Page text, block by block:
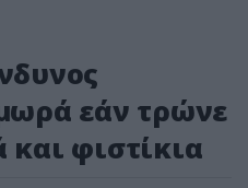
εάν τρώνε
φιστίκια